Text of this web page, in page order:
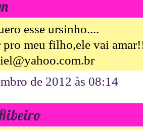
esse ursinho....
pro meu filho,ele vai
de 2012 às 08:14